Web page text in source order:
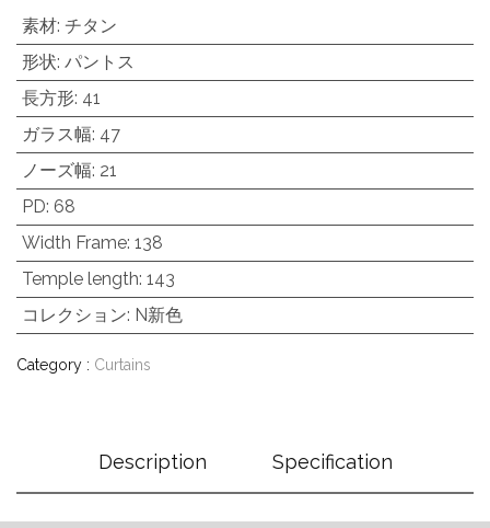
素材: チタン
形状: パントス
長方形: 41
ガラス幅: 47
ノーズ幅: 21
PD: 68
Width Frame: 138
Temple length: 143
コレクション: N新色
Category : Curtains
Description Specification